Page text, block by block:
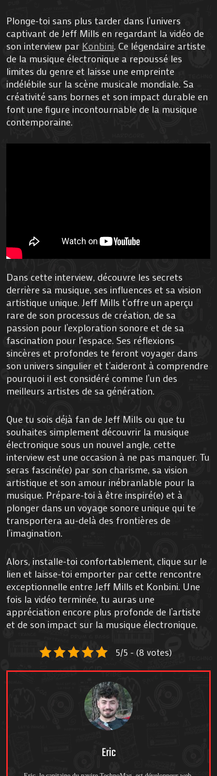
Plonge-toi sans plus tarder dans l’univers
captivant de Jeff Mills en regardant la vidéo de
son interview par Konbini. Ce légendaire artiste
de la musique électronique a repoussé les
limites du genre et laisse une empreinte
indélébile sur la scène musicale mondiale. Sa
créativité sans bornes et son impact durable en
font une figure incontournable de la musique
contemporaine.
Dans cette interview, découvre les secrets
derrière sa musique, ses influences et sa vision
artistique unique. Jeff Mills t’offre un aperçu
rare de son processus de création, de sa
passion pour l’exploration sonore et de sa
fascination pour l’espace. Ses réflexions
sincères et profondes te feront voyager dans
son univers singulier et t’aideront à comprendre
pourquoi il est considéré comme l’un des
meilleurs artistes de sa génération.
Que tu sois déjà fan de Jeff Mills ou que tu
souhaites simplement découvrir la musique
électronique sous un nouvel angle, cette
interview est une occasion à ne pas manquer. Tu
seras fasciné(e) par son charisme, sa vision
artistique et son amour inébranlable pour la
musique. Prépare-toi à être inspiré(e) et à
plonger dans un voyage sonore unique qui te
transportera au-delà des frontières de
l’imagination.
Alors, installe-toi confortablement, clique sur le
lien et laisse-toi emporter par cette rencontre
exceptionnelle entre Jeff Mills et Konbini. Une
fois la vidéo terminée, tu auras une
appréciation encore plus profonde de l’artiste
et de son impact sur la musique électronique.
5/5 - (8 votes)
Eric